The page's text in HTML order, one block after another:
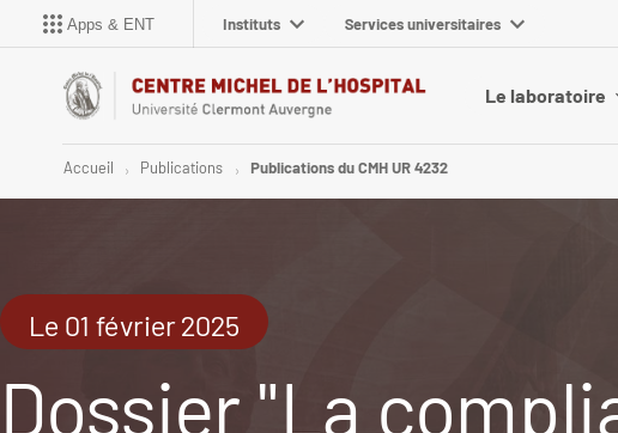
Apps & ENT Instituts Services universitaires
Le laboratoire
Accueil Publications Publications du CMH UR 4232
Le 01 février 2025
Dossier "La